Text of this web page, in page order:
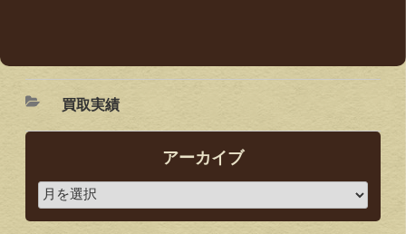
買取実績
アーカイブ